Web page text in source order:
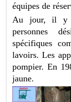
équipes de
Au jour, il y
personnes
spécifiques
lavoirs. Les
pompier. En
jaune.